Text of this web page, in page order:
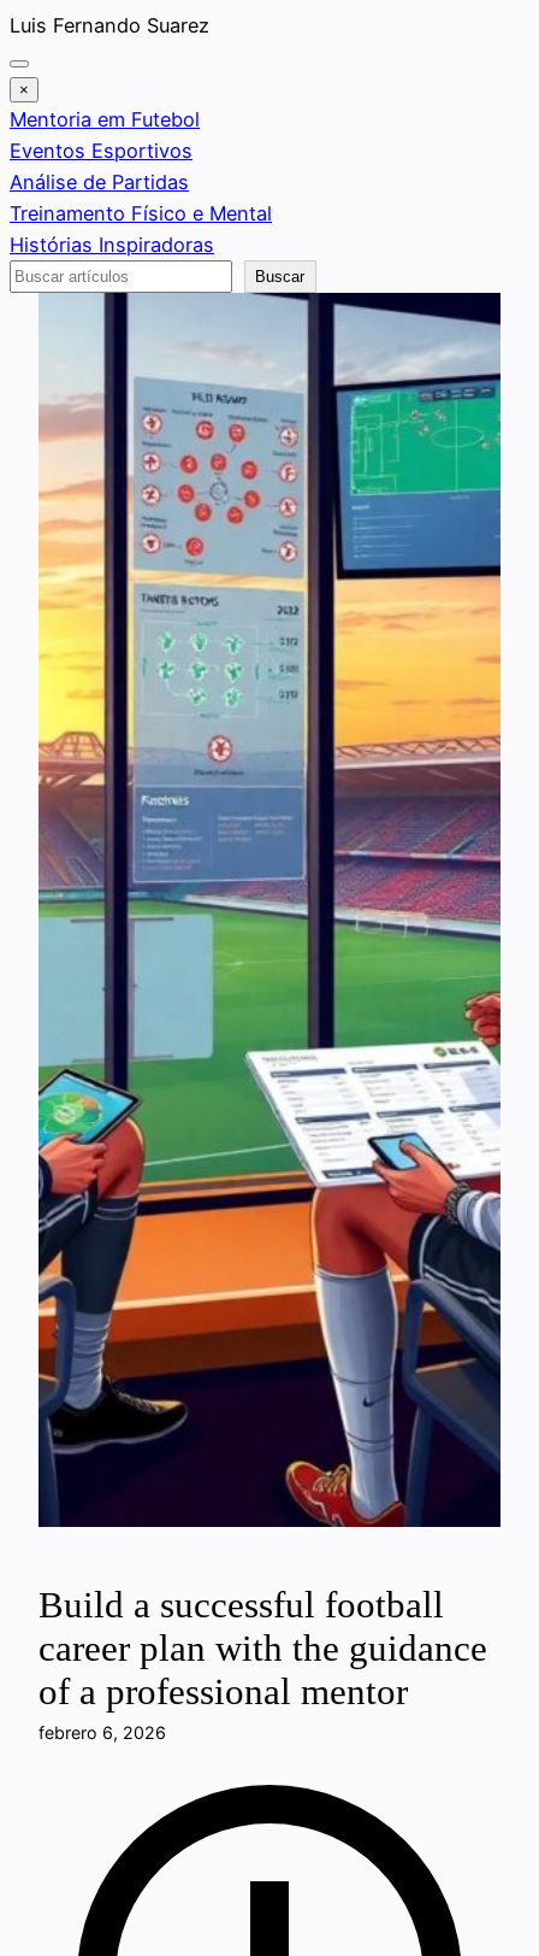
Saltar
al
contenido
Luis Fernando Suarez
×
Mentoria em Futebol
Eventos Esportivos
Análise de Partidas
Treinamento Físico e Mental
Histórias Inspiradoras
Buscar
Buscar
Build a successful football
career plan with the guidance
of a professional mentor
febrero 6, 2026